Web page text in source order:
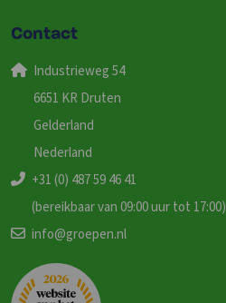
Contact
Industrieweg 54
6651 KR Druten
Gelderland
Nederland
+31 (0) 487 59 46 41
(bereikbaar van 09:00 uur tot 17:00)
info@groepen.nl